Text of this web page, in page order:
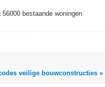
bestaande woningen
veilige bouwconstructies »